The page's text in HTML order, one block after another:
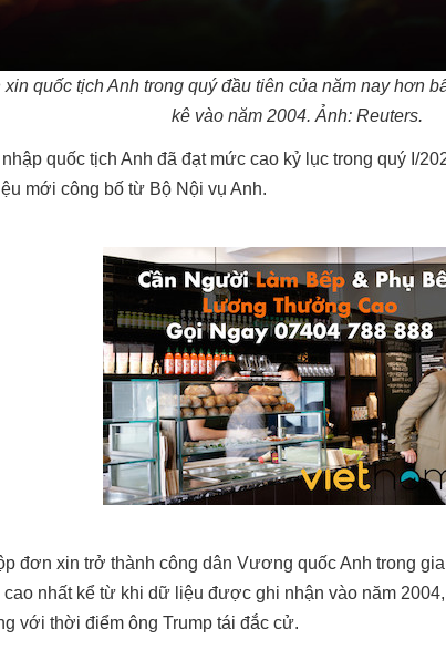
quốc tịch Anh trong quý đầu tiên của năm nay hơn
kê vào năm 2004. Ảnh: Reuters.
quốc tịch Anh đã đạt mức cao kỷ lục trong quý I/
mới công bố từ Bộ Nội vụ Anh.
đơn xin trở thành công dân Vương quốc Anh trong
nhất kể từ khi dữ liệu được ghi nhận vào năm 2004,
với thời điểm ông Trump tái đắc cử.